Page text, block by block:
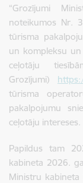
“Grozījumi
noteikumos Nr.
tūrisma
un kompleksu
ceļotāju
Grozījumi)
tūrisma
pakalpojumu
ceļotāju intereses.
Papildus tam
kabineta 2026.
Ministru